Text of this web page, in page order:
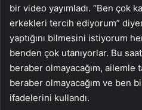
bir video yayımladı. “Ben çok
erkekleri tercih ediyorum”
yaptığını bilmesini istiyorum
benden çok utanıyorlar. Bu
beraber olmayacağım, ailemle
beraber olmayacağım ve ben
ifadelerini kullandı.